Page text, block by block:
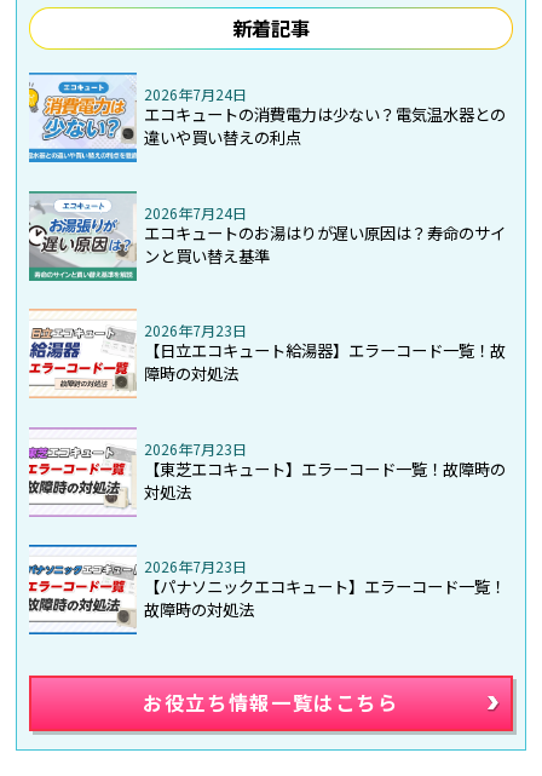
新着記事
2026年7月24日
エコキュートの消費電力は少ない？電気温水器との
違いや買い替えの利点
2026年7月24日
エコキュートのお湯はりが遅い原因は？寿命のサイ
ンと買い替え基準
2026年7月23日
【日立エコキュート給湯器】エラーコード一覧！故
障時の対処法
2026年7月23日
【東芝エコキュート】エラーコード一覧！故障時の
対処法
2026年7月23日
【パナソニックエコキュート】エラーコード一覧！
故障時の対処法
お役立ち情報一覧はこちら